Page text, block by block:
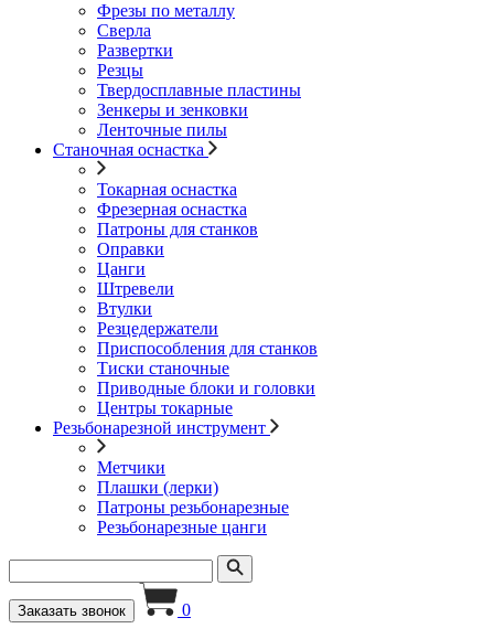
Фрезы по металлу
Сверла
Развертки
Резцы
Твердосплавные пластины
Зенкеры и зенковки
Ленточные пилы
Станочная оснастка
Токарная оснастка
Фрезерная оснастка
Патроны для станков
Оправки
Цанги
Штревели
Втулки
Резцедержатели
Приспособления для станков
Тиски станочные
Приводные блоки и головки
Центры токарные
Резьбонарезной инструмент
Метчики
Плашки (лерки)
Патроны резьбонарезные
Резьбонарезные цанги
Заказать звонок 0